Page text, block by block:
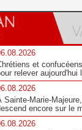
et
relever aujourd'hui
Sainte-Marie-
encore sur le